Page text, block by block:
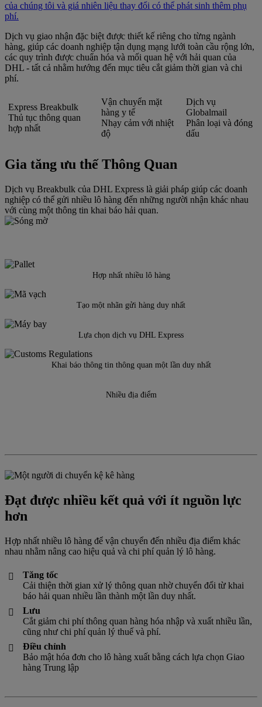
của chúng tôi và giá nhiên liệu thay đổi có thể phát sinh thêm phụ
phí.
Dịch vụ giao nhận đặc biệt được thiết kế riêng cho từng ngành
hàng, giúp các doanh nghiệp tận dụng mạng lưới toàn cầu rộng lớn,
các quy trình được chuẩn hóa và mối quan hệ với hải quan của
DHL - tất cả nhằm hướng đến mục tiêu cắt giảm thời gian và chi
phí.
Express Breakbulk
Thủ tục thông quan
hợp nhất
Vận chuyển mặt
hàng y tế
Nhạy cảm với nhiệt
độ
Dịch vụ
Globalmail
Phân loại và đóng
dấu
Gia tăng ưu thế Thông Quan
Dịch vụ Breakbulk của DHL Express là giải pháp giúp các doanh
nghiệp có thể gửi nhiều lô hàng đến những người nhận khác nhau
với cùng một thông tin khai báo hải quan.
Hợp nhất nhiều lô hàng
Tạo một nhãn gửi hàng duy nhất
Lựa chọn dịch vụ DHL Express
Khai báo thông tin thông quan một lần duy nhất
Nhiều địa điểm
Đạt được nhiều kết quả với ít nguồn lực
hơn
Hợp nhất nhiều lô hàng để vận chuyển đến nhiều địa điểm khác
nhau nhằm nâng cao hiệu quả và chi phí quản lý lô hàng.

Tăng tốc
Cải thiện thời gian xử lý thông quan nhờ chuyển đổi từ khai
báo hải quan nhiều lần thành một lần duy nhất.

Lưu
Cắt giảm chi phí thông quan hàng hóa nhập và xuất nhiều lần,
cũng như chi phí quản lý thuế và phí.

Điều chỉnh
Bảo mật hóa đơn cho lô hàng xuất bằng cách lựa chọn Giao
hàng Trung lập